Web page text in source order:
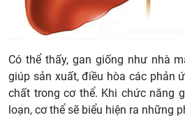
Có thể thấy, gan giống như nhà
giúp sản xuất, điều hòa các phản
chất trong cơ thể. Khi chức năng
loạn, cơ thể sẽ biểu hiện ra những